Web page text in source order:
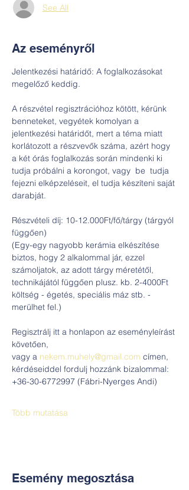
See All
Az eseményről
Jelentkezési határidő: A foglalkozásokat
megelőző keddig.
A részvétel regisztrációhoz kötött, kérünk
benneteket, vegyétek komolyan a
jelentkezési határidőt, mert a téma miatt
korlátozott a részvevők száma, azért hogy
a két órás foglalkozás során mindenki ki
tudja próbálni a korongot, vagy  be  tudja
fejezni elképzeléseit, el tudja készíteni saját
darabját.
Részvételi díj: 10-12.000Ft/fő/tárgy (tárgyól
függően)
(Egy-egy nagyobb kerámia elkészítése
biztos, hogy 2 alkalommal jár, ezzel
számoljatok, az adott tárgy méretétől,
technikájától függően plusz. kb. 2-4000Ft
költség - égetés, speciális máz stb. -
merülhet fel.)
Regisztrálj itt a honlapon az eseményleírást
követően,
vagy a nekem.muhely@gmail.com címen,
kérdéseiddel fordulj hozzánk bizalommal:
+36-30-6772997 (Fábri-Nyerges Andi)
Több mutatása
Esemény megosztása